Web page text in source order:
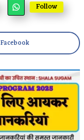
Follow
Facebook